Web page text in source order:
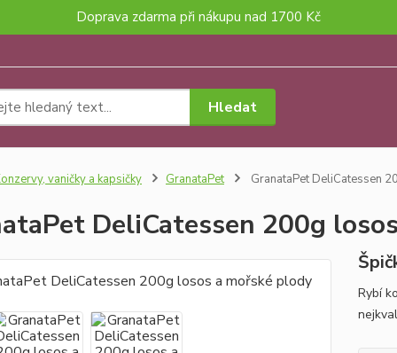
Doprava zdarma při nákupu nad 1700 Kč
Hledat
vaničky a kapsičky GranataPet GranataPet DeliCatessen
DeliCatessen 200g
Rybí